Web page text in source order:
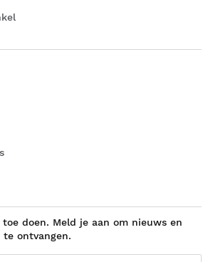
doen. Meld je aan om nieuws en
te ontvangen.